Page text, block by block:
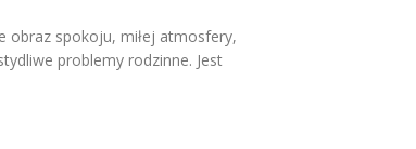
obraz spokoju, miłej atmosfery,
problemy rodzinne. Jest